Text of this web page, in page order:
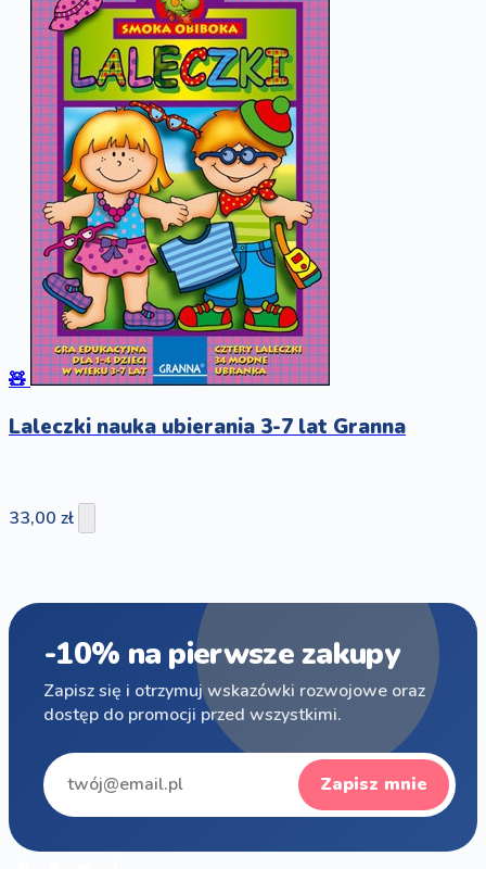
🧸
Laleczki nauka ubierania 3-7 lat Granna
33,00 zł
-10% na pierwsze zakupy
Zapisz się i otrzymuj wskazówki rozwojowe oraz
dostęp do promocji przed wszystkimi.
Zapisz mnie